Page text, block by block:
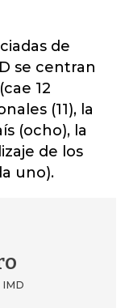
de
se centran
12
(11), la
(ocho), la
de los
uno).